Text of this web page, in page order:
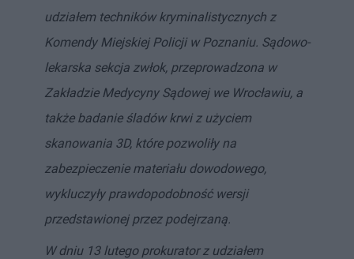
udziałem techników kryminalistycznych z
Komendy Miejskiej Policji w Poznaniu. Sądowo-
lekarska sekcja zwłok, przeprowadzona w
Zakładzie Medycyny Sądowej we Wrocławiu, a
także badanie śladów krwi z użyciem
skanowania 3D, które pozwoliły na
zabezpieczenie materiału dowodowego,
wykluczyły prawdopodobność wersji
przedstawionej przez podejrzaną.
W dniu 13 lutego prokurator z udziałem